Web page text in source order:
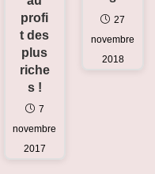
27
novembre
2018
profi
t des
plus
riche
s !
7
novembre
2017